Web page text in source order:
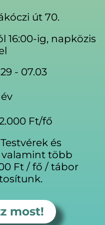
út 70.
16:00-ig, napközis
- 07.03
év
Ft/fő
Testvérek és
valamint több
Ft / fő / tábor
most!